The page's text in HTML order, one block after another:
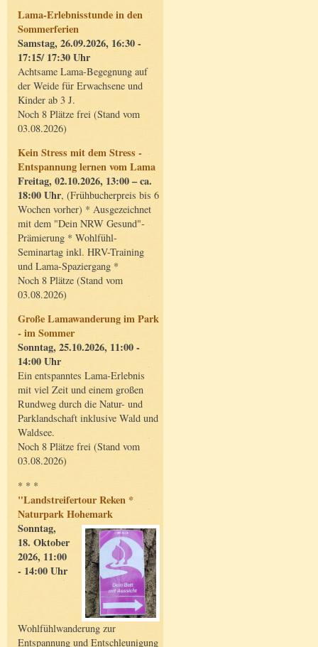
Lama-Erlebnisstunde in den
Sommerferien
Samstag, 26.09.2026, 16:30 -
17:15/ 17:30 Uhr
Achtsame Lama-Begegnung auf
der Weide für Erwachsene und
Kinder ab 3 J.
Noch 8 Plätze frei (Stand vom
03.08.2026)
Kein Stress mit dem Stress -
Entspannung lernen vom Lama
Freitag, 02.10.2026, 13:00 – ca.
18:00 Uhr, (Frühbucherpreis bis 6
Wochen vorher) * Ausgezeichnet
mit dem "Dein NRW Gesund"-
Prämierung * Wohlfühl-
Seminartag inkl. HRV-Training
und Lama-Spaziergang *
Noch 8 Plätze (Stand vom
03.08.2026)
Große Lamawanderung im Park
- im Sommer
Sonntag, 25.10.2026, 11:00 -
14:00 Uhr
Ein entspanntes Lama-Erlebnis
mit viel Zeit und einem großen
Rundweg durch die Natur- und
Parklandschaft inklusive Wald und
Waldsee.
Noch 8 Plätze frei (Stand vom
03.08.2026)
* * *
"Landstreifertour Reken *
Naturpark Hohemark
Sonntag,
18. Oktober
2026, 11:00
- 14:00 Uhr
Wohlfühlwanderung zur
Entspannung und Entschleunigung